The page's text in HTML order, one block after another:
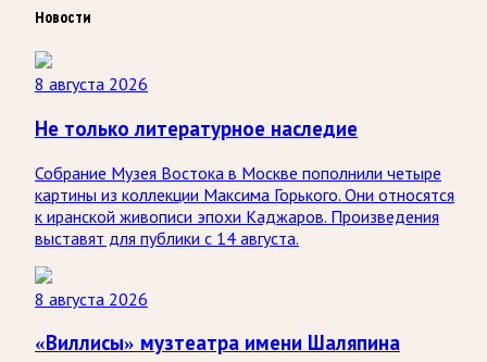
Новости
8 августа 2026
Не только литературное наследие
Собрание Музея Востока в Москве пополнили четыре
картины из коллекции Максима Горького. Они относятся
к иранской живописи эпохи Каджаров. Произведения
выставят для публики с 14 августа.
8 августа 2026
«Виллисы» музтеатра имени Шаляпина